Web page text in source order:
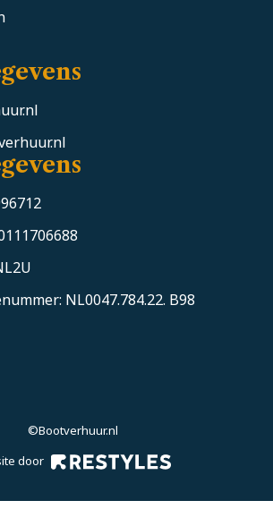
NL0047.784.22. B98
©Bootverhuur.nl
door